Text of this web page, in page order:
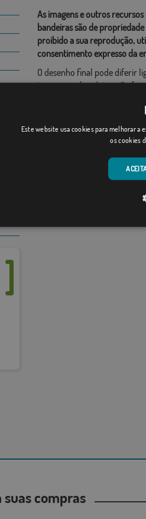
As imagens e outros
bandeiras são de
proibido a sua reprodução,
consentimento expresso da
O desenho final pode diferir
imagem, as bandeiras são
+ / - 5% nas dimensões finais
compras
Este website usa cookies para melhorar a
os cookies